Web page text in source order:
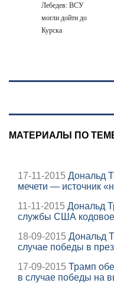
Лебедев: ВСУ
могли дойти до
Курска
МАТЕРИАЛЫ ПО
17-11-2015 Дональд
мечети — источник
11-11-2015 Дональд
службы США
18-09-2015 Дональд
случае победы в
17-09-2015 Трамп
в случае победы на